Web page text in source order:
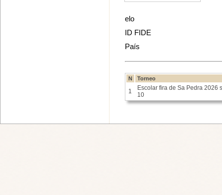
elo
ID FIDE
País
N Torneo
1
Escolar fira de Sa Pedra 2026
10